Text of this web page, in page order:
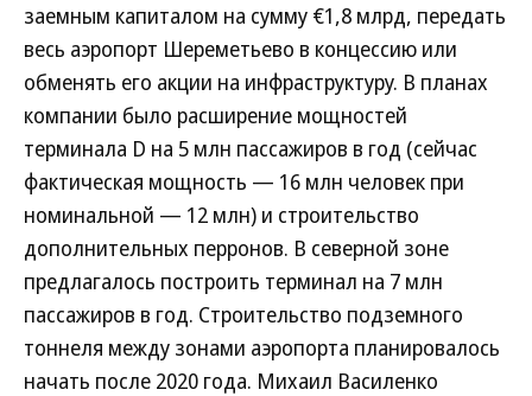
заемным капиталом на сумму €1,8 млрд, передать
весь аэропорт Шереметьево в концессию или
обменять его акции на инфраструктуру. В планах
компании было расширение мощностей
терминала D на 5 млн пассажиров в год (сейчас
фактическая мощность — 16 млн человек при
номинальной — 12 млн) и строительство
дополнительных перронов. В северной зоне
предлагалось построить терминал на 7 млн
пассажиров в год. Строительство подземного
тоннеля между зонами аэропорта планировалось
начать после 2020 года. Михаил Василенко